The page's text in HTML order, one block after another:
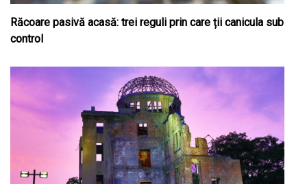
Răcoare pasivă acasă: trei reguli prin care ții canicula sub
control